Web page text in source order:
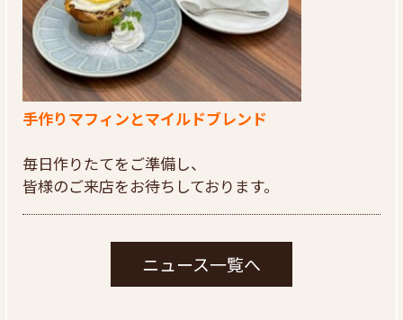
手作りマフィンとマイルドブレンド
毎日作りたてをご準備し、
皆様のご来店をお待ちしております。
ニュース一覧へ